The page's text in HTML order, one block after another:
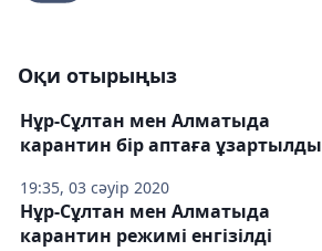
Оқи отырыңыз
19:35, 03 сәуір 2020
Нұр-Сұлтан мен Алматыда
карантин бір аптаға ұзартылды
Нұр-Сұлтан мен Алматыда
карантин режимі енгізілді